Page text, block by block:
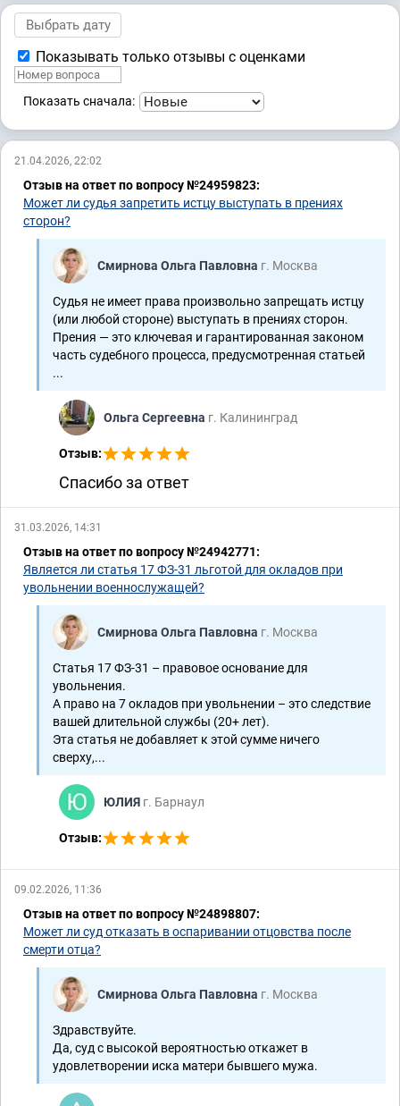
Показывать только отзывы с оценками
Показать сначала:
21.04.2026, 22:02
Отзыв на ответ по вопросу №24959823:
Может ли судья запретить истцу выступать в прениях
сторон?
Смирнова Ольга Павловна г. Москва
Судья не имеет права произвольно запрещать истцу
(или любой стороне) выступать в прениях сторон.
Прения — это ключевая и гарантированная законом
часть судебного процесса, предусмотренная статьей
...
Ольга Сергеевна г. Калининград
Отзыв:
Спасибо за ответ
31.03.2026, 14:31
Отзыв на ответ по вопросу №24942771:
Является ли статья 17 ФЗ-31 льготой для окладов при
увольнении военнослужащей?
Смирнова Ольга Павловна г. Москва
Статья 17 ФЗ-31 – правовое основание для
увольнения.
А право на 7 окладов при увольнении – это следствие
вашей длительной службы (20+ лет).
Эта статья не добавляет к этой сумме ничего
сверху,...
ЮЛИЯ г. Барнаул
Отзыв:
09.02.2026, 11:36
Отзыв на ответ по вопросу №24898807:
Может ли суд отказать в оспаривании отцовства после
смерти отца?
Смирнова Ольга Павловна г. Москва
Здравствуйте.
Да, суд с высокой вероятностью откажет в
удовлетворении иска матери бывшего мужа.